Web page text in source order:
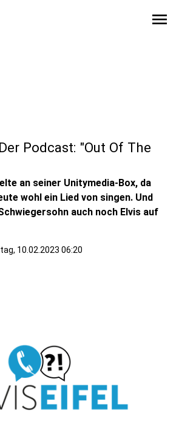
menu
Podcast: "Out Of The
an seiner Unitymedia-Box, da
wohl ein Lied von singen. Und
auch noch Elvis auf
10.02.2023 06:20